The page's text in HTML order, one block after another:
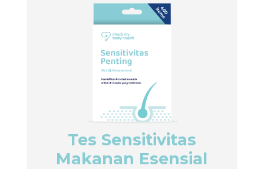
Tes Sensitivitas
Makanan Esensial